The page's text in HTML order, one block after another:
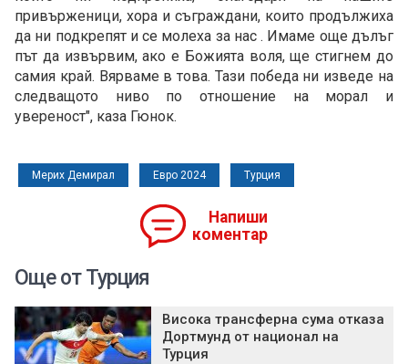
привърженици, хора и съграждани, които продължиха
да ни подкрепят и се молеха за нас . Имаме още дълъг
път да извървим, ако е Божията воля, ще стигнем до
самия край. Вярваме в това. Тази победа ни изведе на
следващото ниво по отношение на морал и
увереност", каза Гюнок.
Мерих Демирал Евро 2024 Турция
Напиши
коментар
Още от Турция
Висока трансферна сума отказа
Дортмунд от национал на
Турция